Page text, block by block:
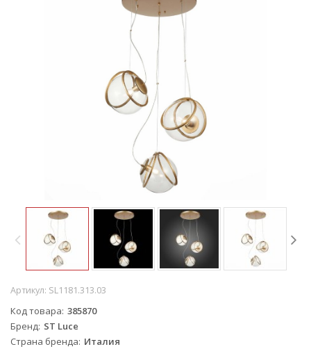
Артикул: SL1181.313.03
Код товара 385870
Бренд ST Luce
Страна бренда Италия